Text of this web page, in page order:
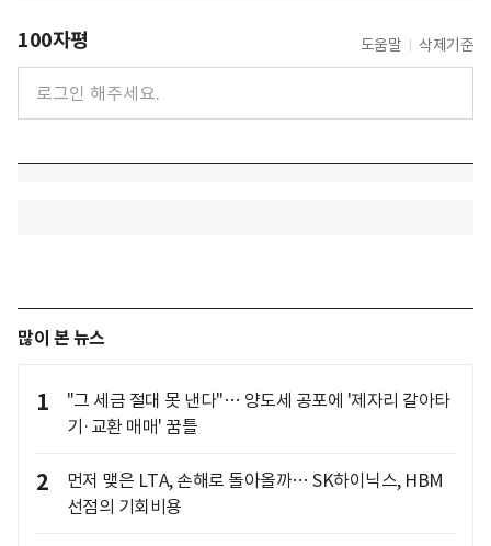
100자평 도움말 삭제기준
많이 본 뉴스
1
"그 세금 절대 못 낸다"… 양도세 공포에 '제자리 갈아타
기·교환 매매' 꿈틀
2
먼저 맺은 LTA, 손해로 돌아올까… SK하이닉스, HBM
선점의 기회비용